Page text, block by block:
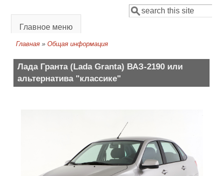
Форма поиска
Поиск
Главное меню
Главная » Общая информация
Лада Гранта (Lada Granta) ВАЗ-2190 или
альтернатива "классике"